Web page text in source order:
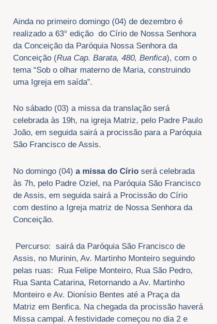
Ainda no primeiro domingo (04) de dezembro é
realizado a 63° edição do Círio de Nossa Senhora
da Conceição da Paróquia Nossa Senhora da
Conceição (Rua Cap. Barata, 480, Benfica), com o
tema “Sob o olhar materno de Maria, construindo
uma Igreja em saída”.
No sábado (03) a missa da translação será
celebrada às 19h, na igreja Matriz, pelo Padre Paulo
João, em seguida sairá a procissão para a Paróquia
São Francisco de Assis.
No domingo (04) a missa do Círio será celebrada
às 7h, pelo Padre Oziel, na Paróquia São Francisco
de Assis, em seguida sairá a Procissão do Círio
com destino a Igreja matriz de Nossa Senhora da
Conceição.
Percurso: sairá da Paróquia São Francisco de
Assis, no Murinin, Av. Martinho Monteiro seguindo
pelas ruas: Rua Felipe Monteiro, Rua São Pedro,
Rua Santa Catarina, Retornando a Av. Martinho
Monteiro e Av. Dionísio Bentes até a Praça da
Matriz em Benfica. Na chegada da procissão haverá
Missa campal. A festividade começou no dia 2 e